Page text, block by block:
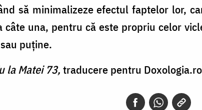
să minimalizeze efectul faptelor lor,
câte una, pentru că este propriu celor
puține.
la Matei 73, traducere pentru